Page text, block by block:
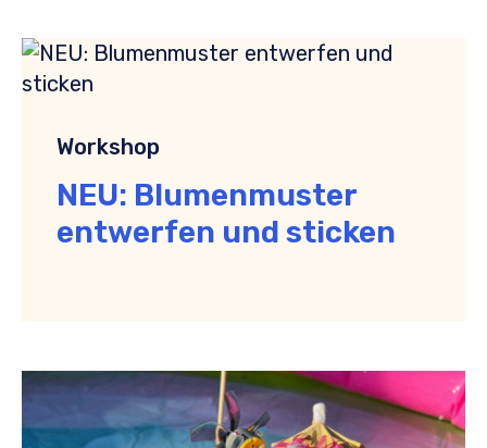
Workshop
NEU: Blumenmuster
entwerfen und sticken